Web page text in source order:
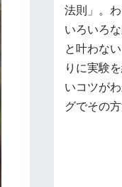
法則」。
いろいろ
と叶わな
りに実験
いコツが
グでその